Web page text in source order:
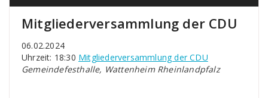
Mitgliederversammlung der CDU
06.02.2024
Uhrzeit: 18:30 Mitgliederversammlung der CDU
Gemeindefesthalle, Wattenheim Rheinlandpfalz